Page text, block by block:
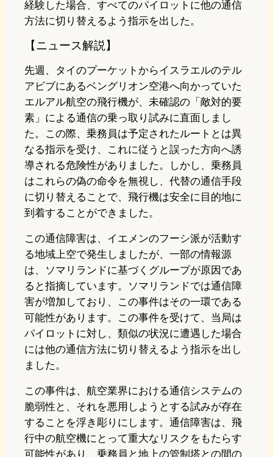
経験した場合、すべてのパイロットに他の通信
方法に切り替えるよう指示を出した。
【ニュース解説】
先週、タイのプーケットからイスラエルのテル
アビブにあるベングリオン空港へ向かっていた
エルアル航空の飛行機が、未確認の「敵対的要
素」による通信の乗っ取り試みに直面しまし
た。この際、乗務員は予定されたルートとは異
なる指示を受け、これに従うと誤った方向へ誘
導される危険性がありました。しかし、乗務員
はこれらの偽の命令を無視し、代替の通信手段
に切り替えることで、飛行機は安全に目的地に
到着することができました。
この通信障害は、イエメンのフーシ派が活動す
る地域上空で発生しましたが、一部の情報源
は、ソマリランドに基づくグループが原因であ
ると指摘しています。ソマリランドでは通信障
害が増加しており、この事件はその一環である
可能性があります。この事件を受けて、当局は
パイロットに対し、類似の状況に遭遇した場合
には他の通信方法に切り替えるよう指示を出し
ました。
この事件は、航空業界における通信システムの
脆弱性と、それを悪用しようとする試みが存在
することを浮き彫りにします。通信障害は、飛
行中の航空機にとって重大なリスクをもたらす
可能性があり、乗務員と地上の管制塔との間の